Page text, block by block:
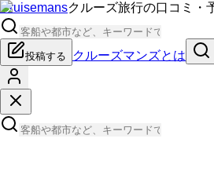
Cruisemansクルーズ旅行の口コミ・
投稿する クルーズマンズとは